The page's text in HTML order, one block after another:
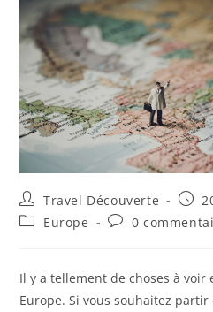
Travel Découverte
Europe
0
Il y a tellement de choses à voir
Europe. Si vous souhaitez